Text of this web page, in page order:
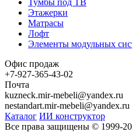
Тумбы под ТВ
Этажерки
Матрасы
Лофт
Элементы модульных
Офис продаж
+7-927-365-43-02
Почта
kuzneck.mir-mebeli@yandex.ru
nestandart.mir-mebeli@yandex.ru
Каталог ИИ конструктор
Все права защищены © 1999-